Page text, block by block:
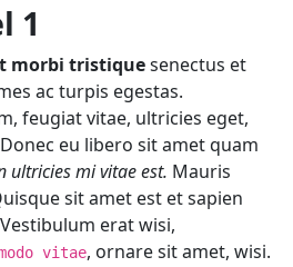
1
morbi tristiquesenectus et
ac turpis egestas.
feugiat vitae, ultricies eget,
eu libero sit amet quam
ultricies mi vitae est. Mauris
sit amet est et sapien
erat wisi,
vitae, ornare sit amet, wisi.